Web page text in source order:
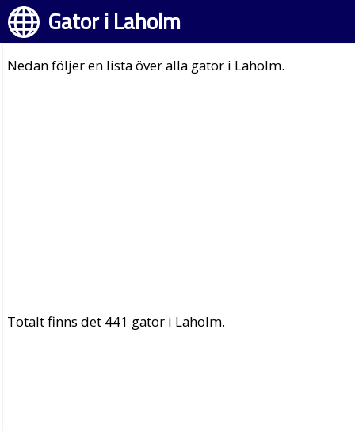
Gator i Laholm
Nedan följer en lista över alla gator i Laholm.
Totalt finns det 441 gator i Laholm.